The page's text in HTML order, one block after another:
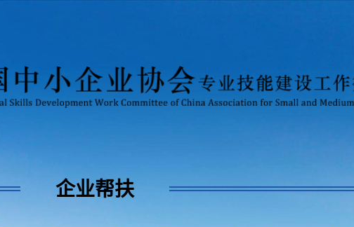
企业帮扶